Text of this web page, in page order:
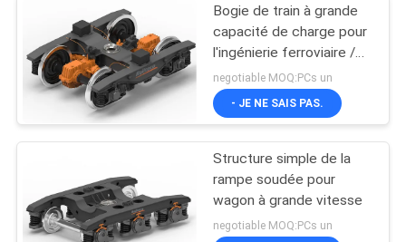
VISITE
D'USINE
CONTRÔLE
QUALITÉ
Bogie de train à grande
capacité de charge pour
l'ingénierie ferroviaire /
véhicule de nettoyage de
tunnels
negotiable MOQ:PCs un
- JE NE SAIS PAS.
Structure simple de la
rampe soudée pour
wagon à grande vitesse
negotiable MOQ:PCs un